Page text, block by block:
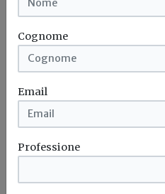
troppo caro
L'obiettivo crescita
attraverso l'utilizzo
momento...
Bonus
spunta il nuovo
rendere la casa più
bonus elettrodomestici,
Cognome
Email
Professione